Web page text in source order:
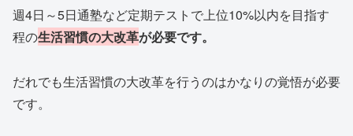
週4日～5日通塾など定期テストで上位10%以内を目指す
程の生活習慣の大改革が必要です。
だれでも生活習慣の大改革を行うのはかなりの覚悟が必要
です。